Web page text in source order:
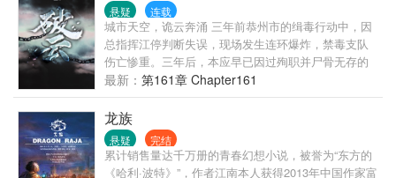
悬疑 连载
城市天空，诡云奔涌 三年前恭州市的缉毒行动中，因
总指挥江停判断失误，现场发生连环爆炸，禁毒支队
伤亡惨重。三年后，本应早已因过殉职并尸骨无存的
江停，竟奇迹般从植物人状态下醒来了。 英魂不得安
息，他必须从地狱重返人间，倾其所有来还原血腥离
奇的真相。 现代都市刑侦，英俊潇洒十项全能进可百
米狙人头退可徒手拆炸|弹没事就爱装个逼的攻&因为
反正随时准备完蛋所以不管发生什么事都很淡定的受
正常每周更六休一，HE
最新： 第161章 Chapter161
龙族
悬疑 完结
累计销售量达千万册的青春幻想小说，被誉为“东方的
《哈利·波特》”，作者江南本人获得2013年中国作家富